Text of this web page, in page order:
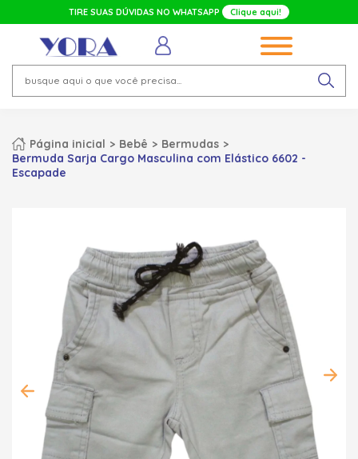
TIRE SUAS DÚVIDAS NO WHATSAPP Clique aqui!
Página inicial Bebê
Bermudas
Bermuda Sarja Cargo Masculina com Elástico 6602 -
Escapade